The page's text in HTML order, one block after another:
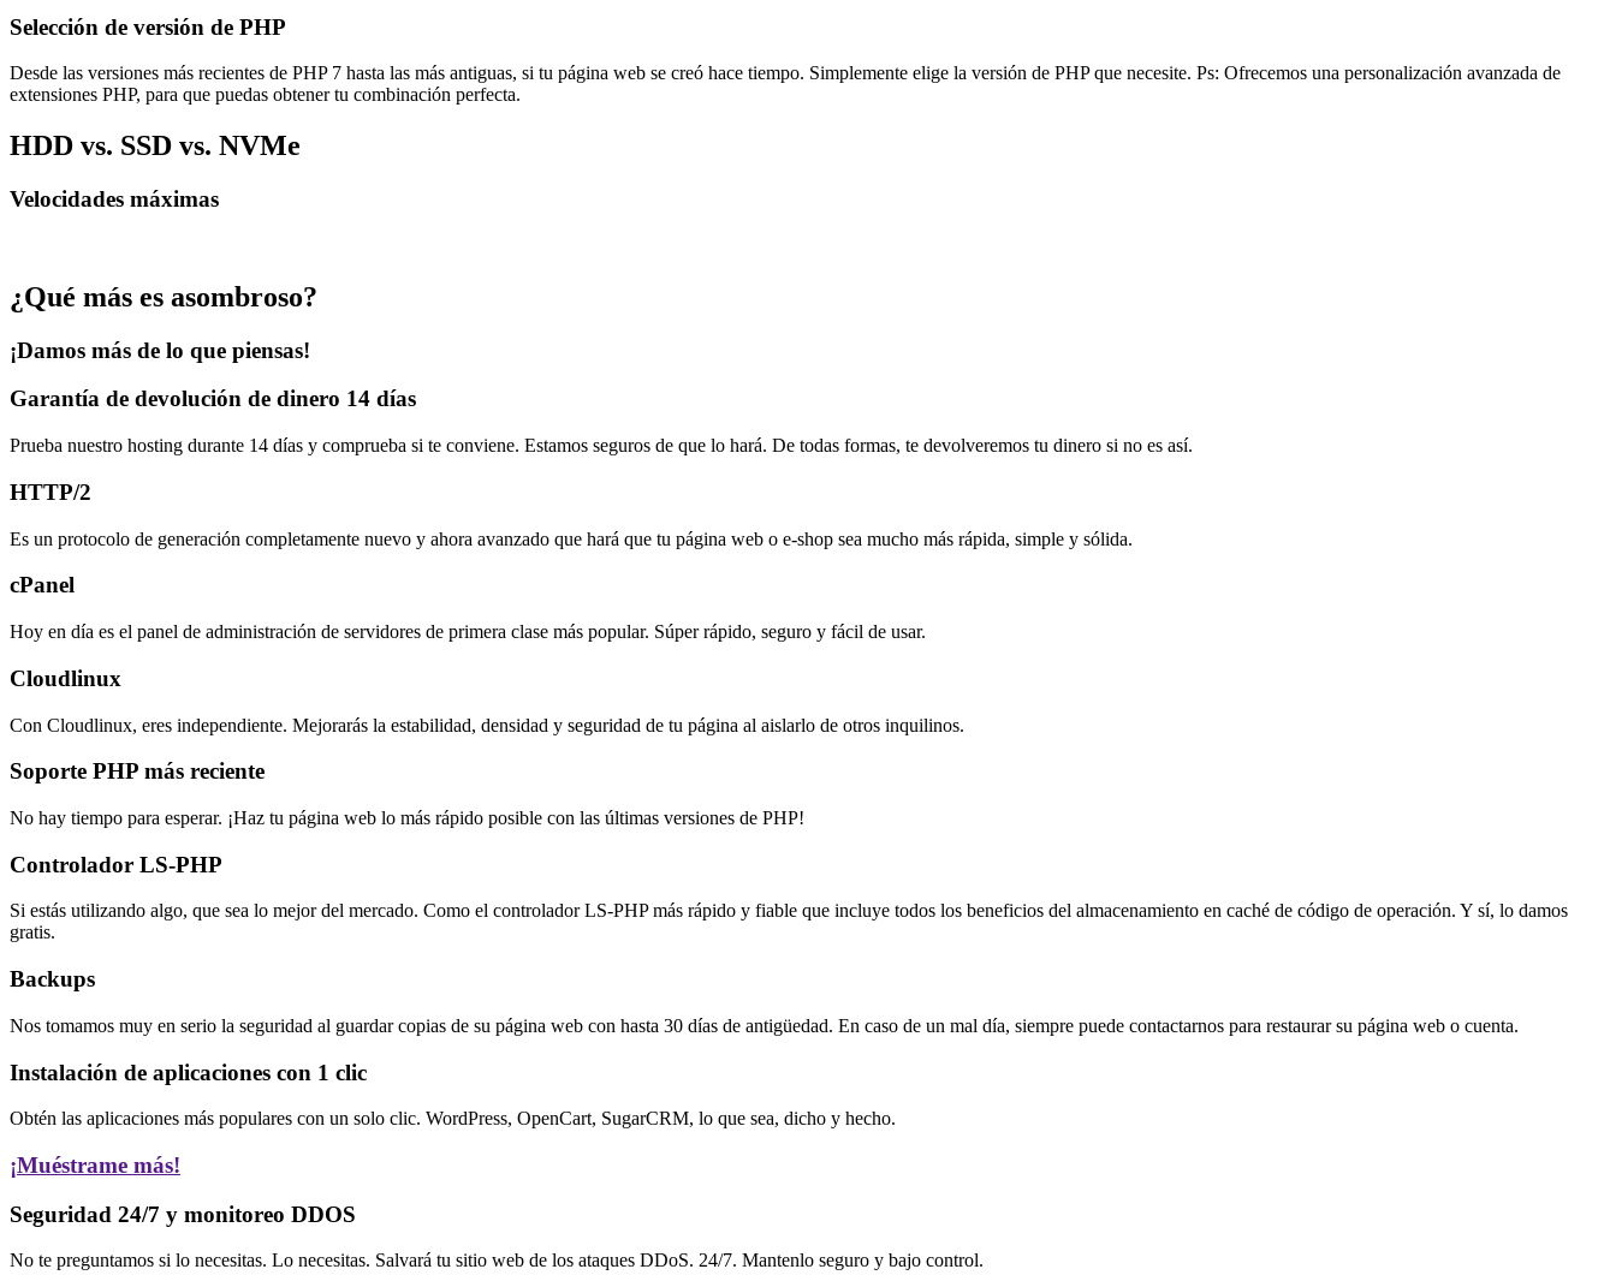
Selección de versión de PHP
Desde las versiones más recientes de PHP 7 hasta las más antiguas, si tu página web se creó hace tiempo. Simplemente elige la versión de PHP que necesite. Ps: Ofrecemos una personalización avanzada de
extensiones PHP, para que puedas obtener tu combinación perfecta.
HDD vs. SSD vs. NVMe
Velocidades máximas
¿Qué más es asombroso?
¡Damos más de lo que piensas!
Garantía de devolución de dinero 14 días
Prueba nuestro hosting durante 14 días y comprueba si te conviene. Estamos seguros de que lo hará. De todas formas, te devolveremos tu dinero si no es así.
HTTP/2
Es un protocolo de generación completamente nuevo y ahora avanzado que hará que tu página web o e-shop sea mucho más rápida, simple y sólida.
cPanel
Hoy en día es el panel de administración de servidores de primera clase más popular. Súper rápido, seguro y fácil de usar.
Cloudlinux
Con Cloudlinux, eres independiente. Mejorarás la estabilidad, densidad y seguridad de tu página al aislarlo de otros inquilinos.
Soporte PHP más reciente
No hay tiempo para esperar. ¡Haz tu página web lo más rápido posible con las últimas versiones de PHP!
Controlador LS-PHP
Si estás utilizando algo, que sea lo mejor del mercado. Como el controlador LS-PHP más rápido y fiable que incluye todos los beneficios del almacenamiento en caché de código de operación. Y sí, lo damos
gratis.
Backups
Nos tomamos muy en serio la seguridad al guardar copias de su página web con hasta 30 días de antigüedad. En caso de un mal día, siempre puede contactarnos para restaurar su página web o cuenta.
Instalación de aplicaciones con 1 clic
Obtén las aplicaciones más populares con un solo clic. WordPress, OpenCart, SugarCRM, lo que sea, dicho y hecho.
¡Muéstrame más!
Seguridad 24/7 y monitoreo DDOS
No te preguntamos si lo necesitas. Lo necesitas. Salvará tu sitio web de los ataques DDoS. 24/7. Mantenlo seguro y bajo control.